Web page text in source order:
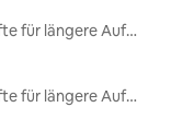
Unterkünfte für längere Aufenthalte
Unterkünfte für längere Aufenthalte